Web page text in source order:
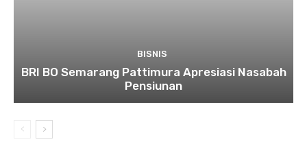
BISNIS
BRI BO Semarang Pattimura Apresiasi Nasabah
Pensiunan